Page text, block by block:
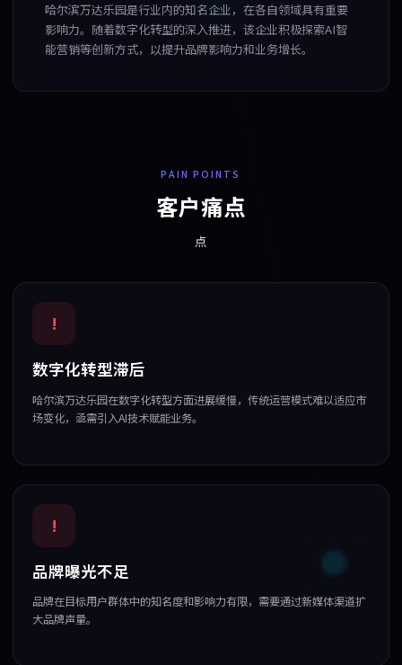
哈尔滨万达乐园是行业内的知名企业，在各自领域具有重要
影响力。随着数字化转型的深入推进，该企业积极探索AI智
能营销等创新方式，以提升品牌影响力和业务增长。
PAIN POINTS
客户痛点
点
!
数字化转型滞后
哈尔滨万达乐园在数字化转型方面进展缓慢，传统运营模式难以适应市
场变化，亟需引入AI技术赋能业务。
!
品牌曝光不足
品牌在目标用户群体中的知名度和影响力有限，需要通过新媒体渠道扩
大品牌声量。